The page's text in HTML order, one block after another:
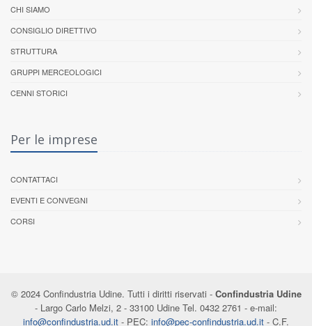
CHI SIAMO
CONSIGLIO DIRETTIVO
STRUTTURA
GRUPPI MERCEOLOGICI
CENNI STORICI
Per le imprese
CONTATTACI
EVENTI E CONVEGNI
CORSI
© 2024 Confindustria Udine. Tutti i diritti riservati - Confindustria Udine
- Largo Carlo Melzi, 2 - 33100 Udine Tel. 0432 2761 - e-mail:
info@confindustria.ud.it - PEC: info@pec-confindustria.ud.it - C.F.